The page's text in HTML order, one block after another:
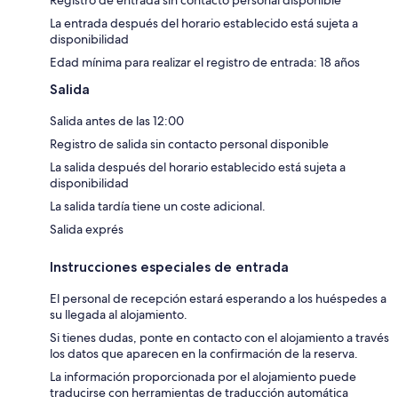
La entrada después del horario establecido está sujeta a
disponibilidad
Edad mínima para realizar el registro de entrada: 18 años
Salida
Salida antes de las 12:00
Registro de salida sin contacto personal disponible
La salida después del horario establecido está sujeta a
disponibilidad
La salida tardía tiene un coste adicional.
Salida exprés
Instrucciones especiales de entrada
El personal de recepción estará esperando a los huéspedes a
su llegada al alojamiento.
Si tienes dudas, ponte en contacto con el alojamiento a través
los datos que aparecen en la confirmación de la reserva.
La información proporcionada por el alojamiento puede
traducirse con herramientas de traducción automática